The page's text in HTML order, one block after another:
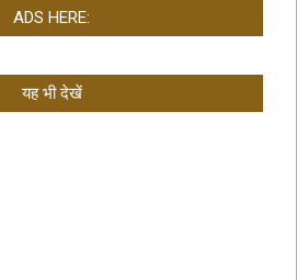
ADS HERE:
यह भी देखें